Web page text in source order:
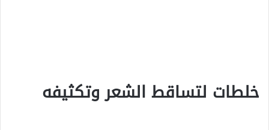
خلطات لتساقط الشعر وتكثيفه